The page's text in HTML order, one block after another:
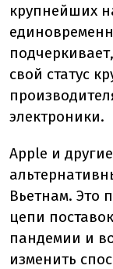
крупнейших
свой статус
электроники.
Apple и
Вьетнам. Это
цепи
пандемии и
изменить